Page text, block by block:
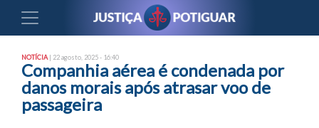
NOTÍCIA | 22 agosto, 2025 - 16:40
Companhia aérea é condenada por
danos morais após atrasar voo de
passageira